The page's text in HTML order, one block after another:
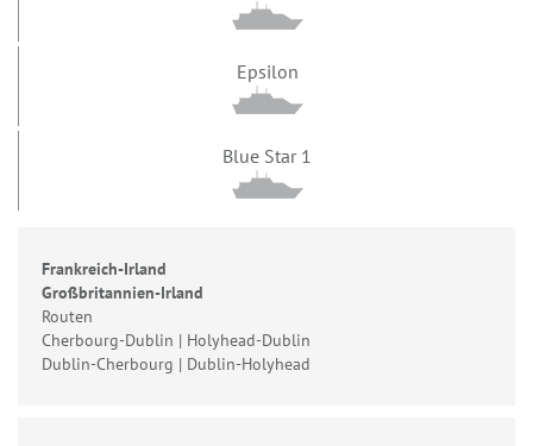
Epsilon
Blue Star 1
Frankreich-Irland
Großbritannien-Irland
Routen
Cherbourg-Dublin | Holyhead-Dublin
Dublin-Cherbourg | Dublin-Holyhead